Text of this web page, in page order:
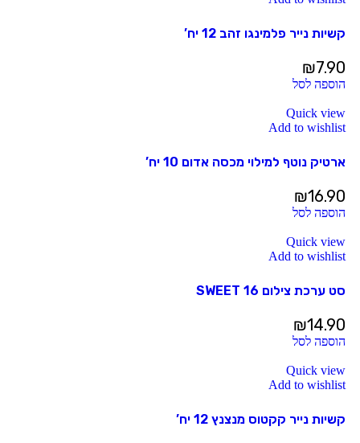
קשיות נייר פלמינגו זהב 12 יח’
₪7.90
הוספה לסל
Quick view
Add to wishlist
ארטיק נוטף למילוי מכסה אדום 10 יח’
₪16.90
הוספה לסל
Quick view
Add to wishlist
סט ערכת צילום SWEET 16
₪14.90
הוספה לסל
Quick view
Add to wishlist
קשיות נייר קקטוס מנצנץ 12 יח’